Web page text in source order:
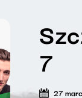
7
27